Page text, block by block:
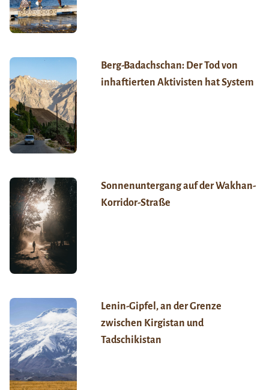
Berg-Badachschan: Der Tod von
inhaftierten Aktivisten hat System
Sonnenuntergang auf der Wakhan-
Korridor-Straße
Lenin-Gipfel, an der Grenze
zwischen Kirgistan und
Tadschikistan